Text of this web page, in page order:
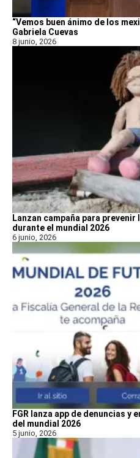
“Vemos buen ánimo de los
Gabriela Cuevas
8 junio, 2026
Lanzan campaña para
durante el mundial 2026
6 junio, 2026
FGR lanza app de denuncias y
del mundial 2026
5 junio, 2026